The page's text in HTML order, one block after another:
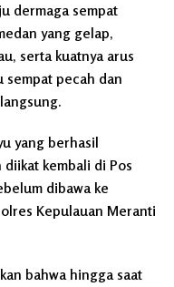
dermaga sempat
yang gelap,
serta kuatnya arus
sempat pecah dan
yang berhasil
kembali di Pos
dibawa ke
Kepulauan Meranti
bahwa hingga saat